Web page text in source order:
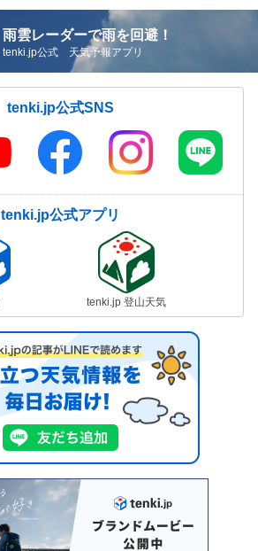
雨雲レーダーで雨を回避！
tenki.jp公式 天気予報アプリ
tenki.jp公式SNS
tenki.jp公式アプリ
tenki.jp 登山天気